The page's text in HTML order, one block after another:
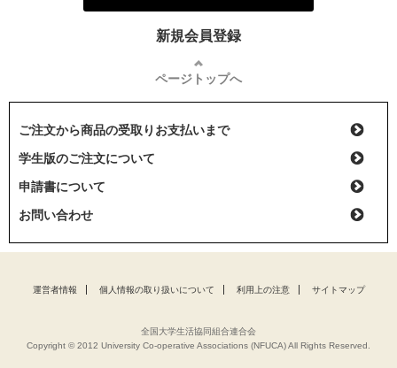
新規会員登録
ページトップへ
ご注文から商品の受取りお支払いまで
学生版のご注文について
申請書について
お問い合わせ
運営者情報 個人情報の取り扱いについて 利用上の注意 サイトマップ
全国大学生活協同組合連合会
Copyright © 2012 University Co-operative Associations (NFUCA) All Rights Reserved.